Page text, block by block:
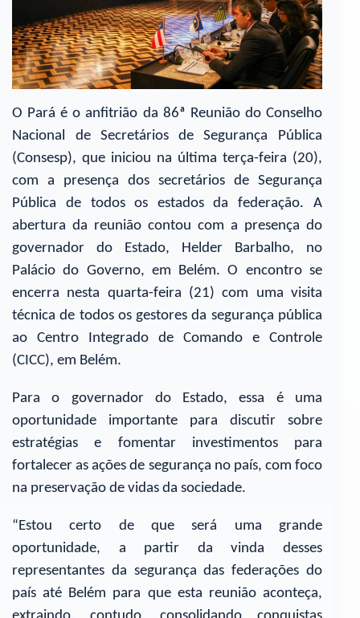
O Pará é o anfitrião da 86ª Reunião do Conselho
Nacional de Secretários de Segurança Pública
(Consesp), que iniciou na última terça-feira (20),
com a presença dos secretários de Segurança
Pública de todos os estados da federação. A
abertura da reunião contou com a presença do
governador do Estado, Helder Barbalho, no
Palácio do Governo, em Belém. O encontro se
encerra nesta quarta-feira (21) com uma visita
técnica de todos os gestores da segurança pública
ao Centro Integrado de Comando e Controle
(CICC), em Belém.
Para o governador do Estado, essa é uma
oportunidade importante para discutir sobre
estratégias e fomentar investimentos para
fortalecer as ações de segurança no país, com foco
na preservação de vidas da sociedade.
“Estou certo de que será uma grande
oportunidade, a partir da vinda desses
representantes da segurança das federações do
país até Belém para que esta reunião aconteça,